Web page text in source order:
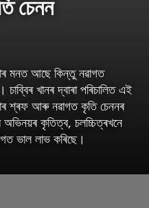
চেনন
মনত আছে কিন্তু নৱাগত
খানৰ দ্বাৰা পৰিচালিত এই
শ্ৰফ আৰু নৱাগত কৃতি চেননৰ
কৃতিত্ব, চলচ্চিত্ৰখনে
ভাল লাভ কৰিছে।